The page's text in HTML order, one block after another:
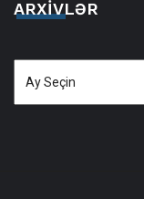
ARXIVLƏR
Arxivlər